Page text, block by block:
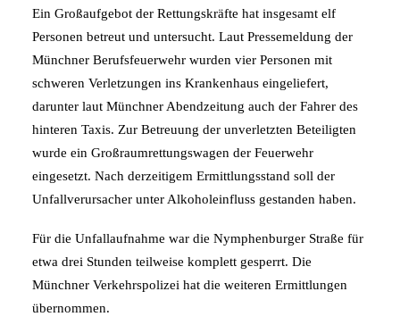
Ein Großaufgebot der Rettungskräfte hat insgesamt elf
Personen betreut und untersucht. Laut Pressemeldung der
Münchner Berufsfeuerwehr wurden vier Personen mit
schweren Verletzungen ins Krankenhaus eingeliefert,
darunter laut Münchner Abendzeitung auch der Fahrer des
hinteren Taxis. Zur Betreuung der unverletzten Beteiligten
wurde ein Großraumrettungswagen der Feuerwehr
eingesetzt. Nach derzeitigem Ermittlungsstand soll der
Unfallverursacher unter Alkoholeinfluss gestanden haben.
Für die Unfallaufnahme war die Nymphenburger Straße für
etwa drei Stunden teilweise komplett gesperrt. Die
Münchner Verkehrspolizei hat die weiteren Ermittlungen
übernommen.